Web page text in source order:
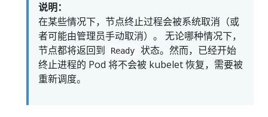
说明：
在某些情况下，节点终止过程会被系统取消（或
者可能由管理员手动取消）。 无论哪种情况下，
节点都将返回到
Ready
状态。然而，已经开始
终止进程的 Pod 将不会被 kubelet 恢复，需要被
重新调度。